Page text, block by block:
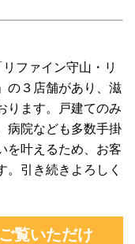
ファイン守山・リ
の３店舗があり、滋
ります。戸建てのみ
病院なども多数手掛
を叶えるため、お客
。引き続きよろしく
覧いただけ